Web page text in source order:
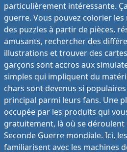
particulièrement intéressante.
guerre. Vous pouvez colorier
des puzzles à partir de pièces,
amusants, rechercher des
illustrations et trouver des
garçons sont accros aux
simples qui impliquent du
chars sont devenus si
principal parmi leurs fans. Une
occupée par les produits qui
gratuitement, là où se déroulent
Seconde Guerre mondiale. Ici,
familiarisent avec les machines